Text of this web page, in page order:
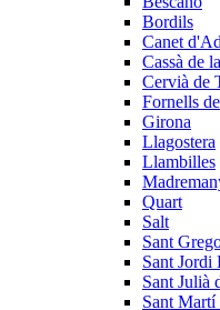
Bordils
Canet
Cassà de
Cervià de
Fornells
Girona
Llagostera
Llambilles
Quart
Salt
Sant
Sant Jordi
Sant Julià
Sant Martí